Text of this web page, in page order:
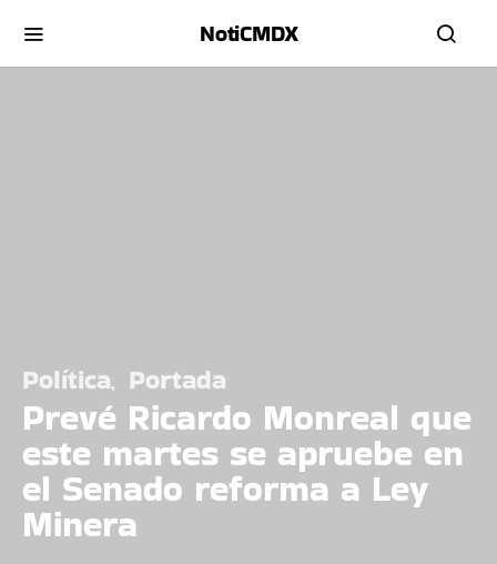
NotiCMDX
Política Portada
Prevé Ricardo Monreal que
este martes se apruebe en
el Senado reforma a Ley
Minera